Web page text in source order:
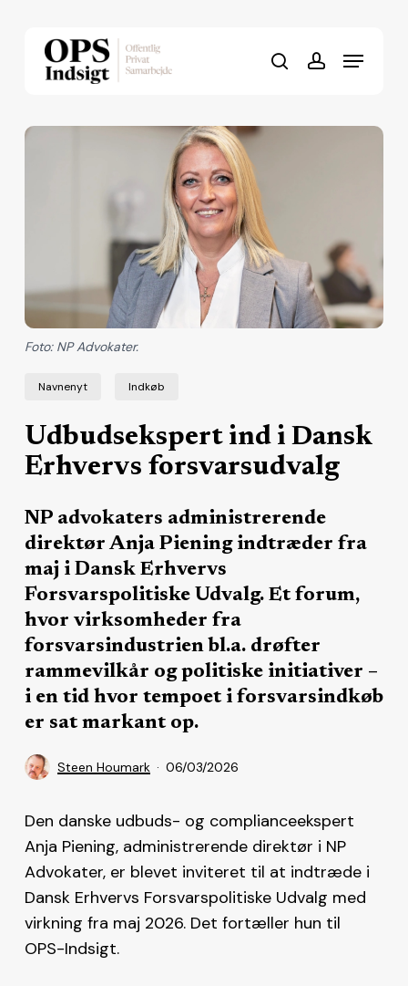
searchaccount
Menu
Navnenyt Indkøb
Udbudsekspert ind i Dansk
Erhvervs forsvarsudvalg
NP advokaters administrerende
direktør Anja Piening indtræder fra
maj i Dansk Erhvervs
Forsvarspolitiske Udvalg. Et forum,
hvor virksomheder fra
forsvarsindustrien bl.a. drøfter
rammevilkår og politiske initiativer –
i en tid hvor tempoet i forsvarsindkøb
er sat markant op.
Steen Houmark 06/03/2026
Foto: NP Advokater.
Den danske udbuds- og complianceekspert
Anja Piening, administrerende direktør i NP
Advokater, er blevet inviteret til at indtræde i
Dansk Erhvervs Forsvarspolitiske Udvalg med
virkning fra maj 2026. Det fortæller hun til
OPS-Indsigt.
Close